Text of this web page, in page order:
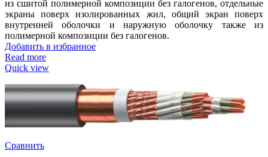
из сшитой полимерной композиции без галогенов, отдельные
экраны поверх изолированных жил, общий экран поверх
внутренней оболочки и наружную оболочку также из
полимерной композиции без галогенов.
Добавить в избранное
Read more
Quick view
Сравнить